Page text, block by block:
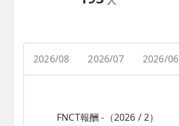
2026/08 2026/07 2026/06
FNCT報酬 -（2026 / 2）